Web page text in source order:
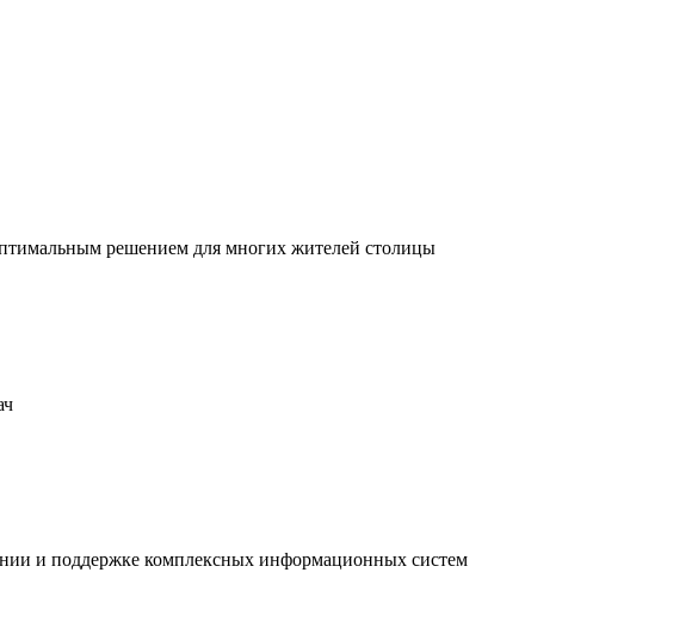
решением для многих жителей столицы
и поддержке комплексных информационных систем